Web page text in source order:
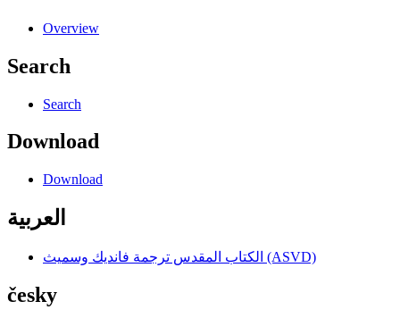
Overview
Search
Search
Download
Download
العربية
الكتاب المقدس ترجمة فانديك وسميث (ASVD)
česky